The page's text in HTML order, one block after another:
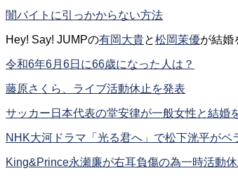
闇バイトに引っかからない方法
Hey! Say! JUMPの有岡大貴と松岡茉優が結婚
令和6年6月6日に66歳になった人は？
藤原さくら、ライブ活動休止を発表
サッカー日本代表の堂安律が一般女性と結婚
NHK大河ドラマ「光る君へ」で松下洸平がペ
King&Prince永瀬廉が右耳負傷の為一時活動